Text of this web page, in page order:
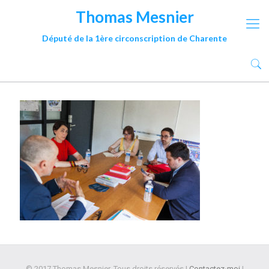
Thomas Mesnier
Député de la 1ère circonscription de Charente